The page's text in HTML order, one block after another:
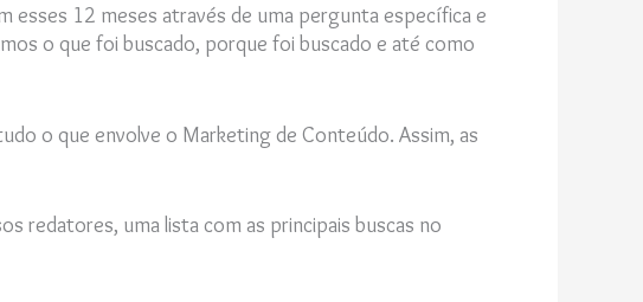
12 meses através de uma pergunta específica e
o que foi buscado, porque foi buscado e até como
o que envolve o Marketing de Conteúdo. Assim, as
redatores, uma lista com as principais buscas no